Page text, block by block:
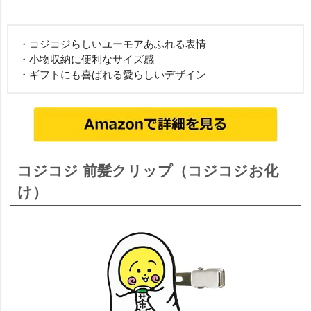
・コジコジらしいユーモアあふれる表情
・小物収納に便利なサイズ感
・ギフトにも喜ばれる愛らしいデザイン
コジコジ 前髪クリップ（コジコジお化
け）